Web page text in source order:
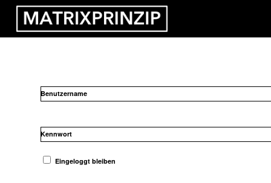
Benutzername
Kennwort
Eingeloggt bleiben